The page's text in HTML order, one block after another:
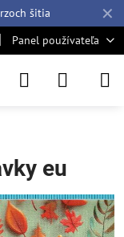
✕
šitia
Panel používateľa
eu